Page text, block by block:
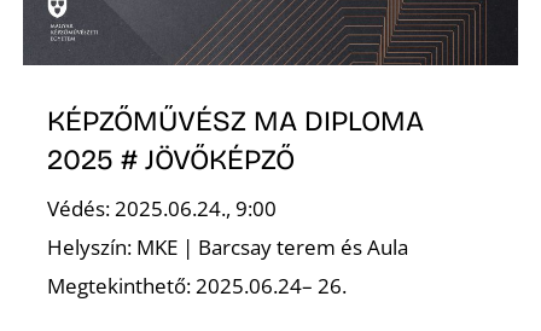
KÉPZŐMŰVÉSZ MA DIPLOMA
2025 # JÖVŐKÉPZŐ
Védés: 2025.06.24., 9:00
Helyszín: MKE | Barcsay terem és Aula
Megtekinthető: 2025.06.24– 26.